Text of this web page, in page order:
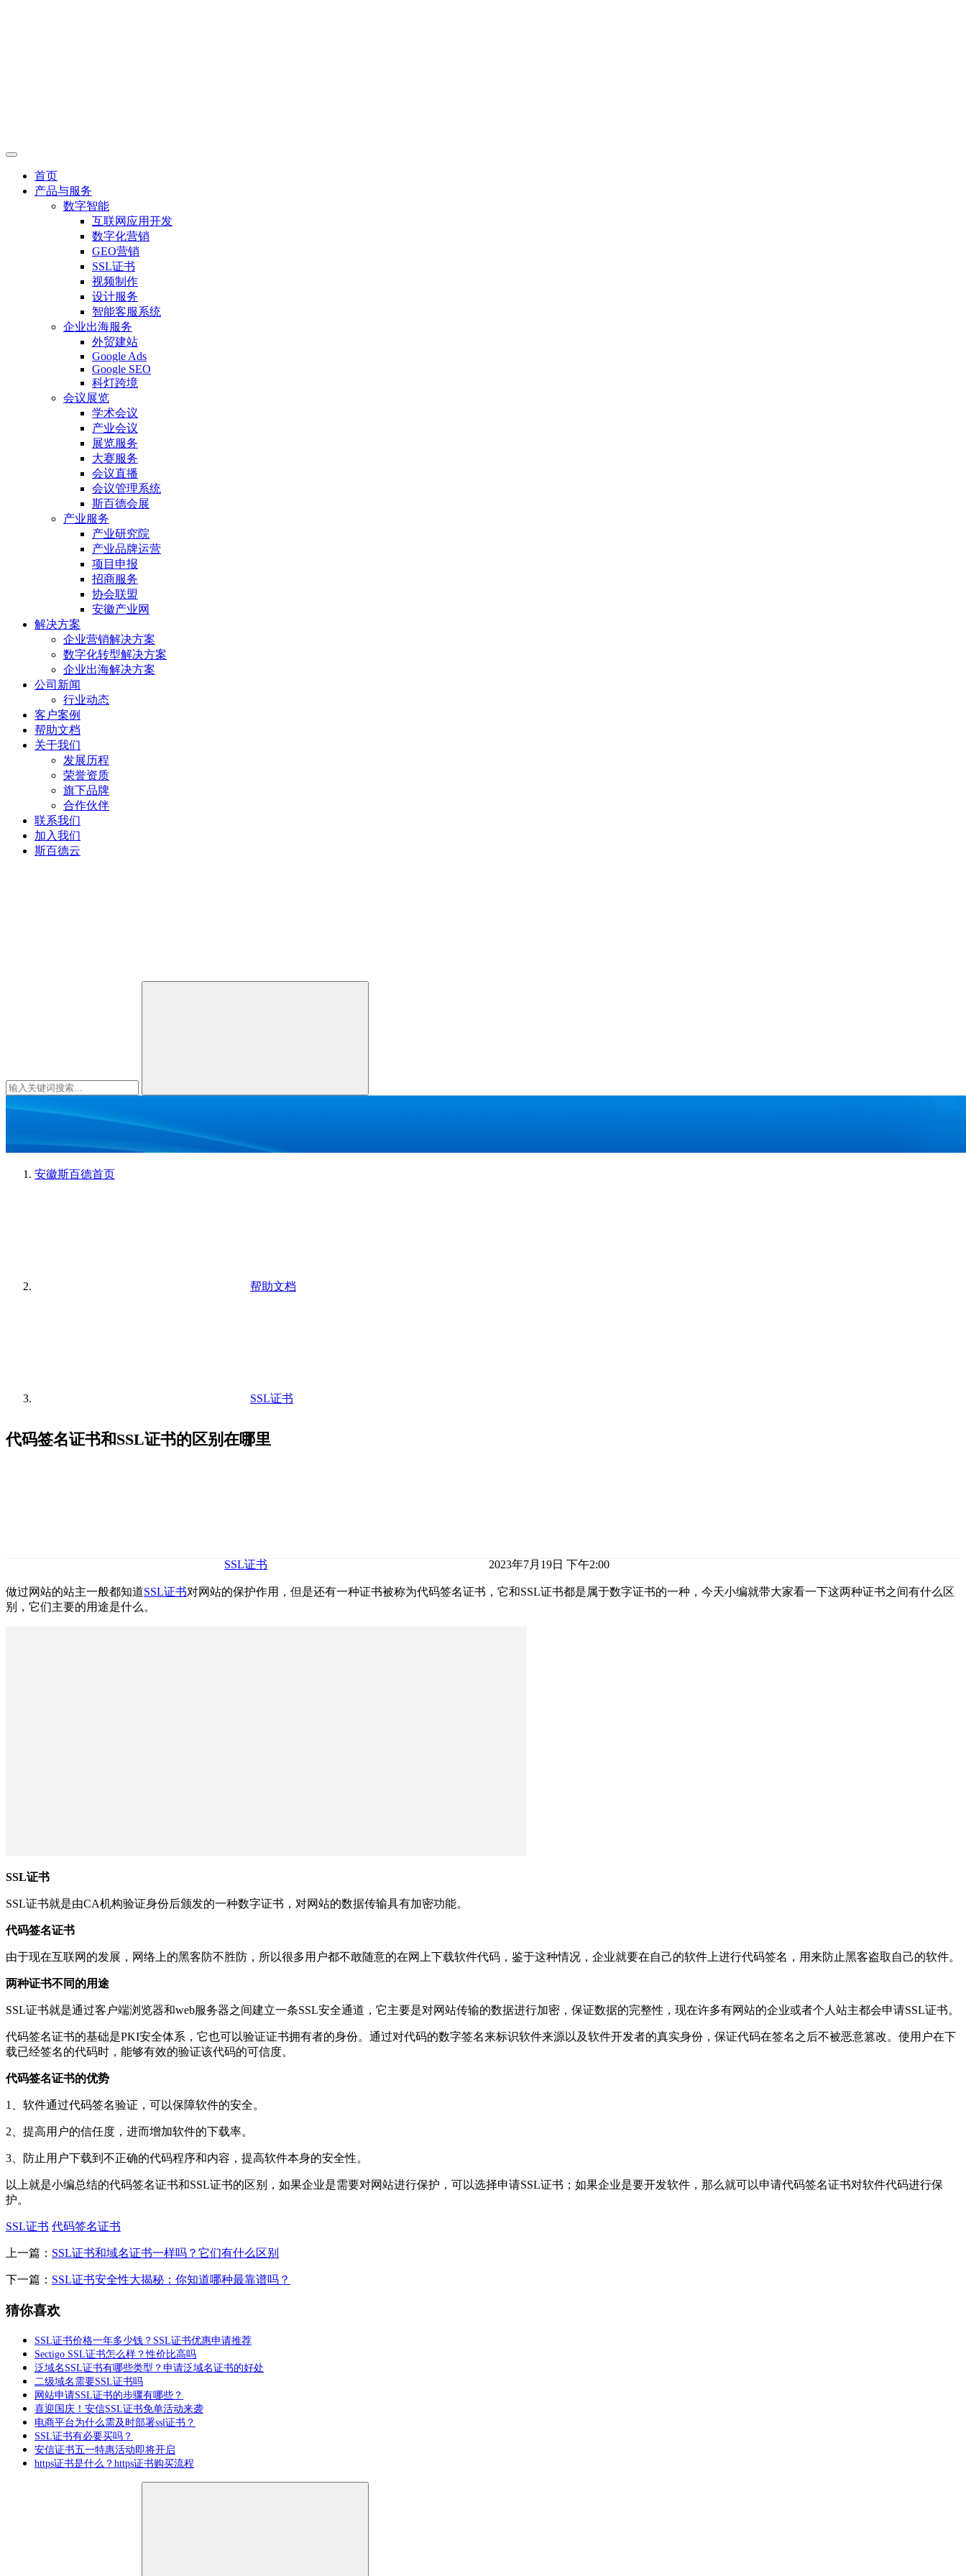
首页
产品与服务
数字智能
互联网应用开发
数字化营销
GEO营销
SSL证书
视频制作
设计服务
智能客服系统
企业出海服务
外贸建站
Google Ads
Google SEO
科灯跨境
会议展览
学术会议
产业会议
展览服务
大赛服务
会议直播
会议管理系统
斯百德会展
产业服务
产业研究院
产业品牌运营
项目申报
招商服务
协会联盟
安徽产业网
解决方案
企业营销解决方案
数字化转型解决方案
企业出海解决方案
公司新闻
行业动态
客户案例
帮助文档
关于我们
发展历程
荣誉资质
旗下品牌
合作伙伴
联系我们
加入我们
斯百德云
安徽斯百德首页
帮助文档
SSL证书
代码签名证书和SSL证书的区别在哪里
SSL证书 2023年7月19日 下午2:00
做过网站的站主一般都知道SSL证书对网站的保护作用，但是还有一种证书被称为代码签名证书，它和SSL证书都是属于数字证书的一种，今天小编就带大家看一下这两种证书之间有什么区
别，它们主要的用途是什么。
SSL证书
SSL证书就是由CA机构验证身份后颁发的一种数字证书，对网站的数据传输具有加密功能。
代码签名证书
由于现在互联网的发展，网络上的黑客防不胜防，所以很多用户都不敢随意的在网上下载软件代码，鉴于这种情况，企业就要在自己的软件上进行代码签名，用来防止黑客盗取自己的软件。
两种证书不同的用途
SSL证书就是通过客户端浏览器和web服务器之间建立一条SSL安全通道，它主要是对网站传输的数据进行加密，保证数据的完整性，现在许多有网站的企业或者个人站主都会申请SSL证书。
代码签名证书的基础是PKI安全体系，它也可以验证证书拥有者的身份。通过对代码的数字签名来标识软件来源以及软件开发者的真实身份，保证代码在签名之后不被恶意篡改。使用户在下
载已经签名的代码时，能够有效的验证该代码的可信度。
代码签名证书的优势
1、软件通过代码签名验证，可以保障软件的安全。
2、提高用户的信任度，进而增加软件的下载率。
3、防止用户下载到不正确的代码程序和内容，提高软件本身的安全性。
以上就是小编总结的代码签名证书和SSL证书的区别，如果企业是需要对网站进行保护，可以选择申请SSL证书；如果企业是要开发软件，那么就可以申请代码签名证书对软件代码进行保
护。
SSL证书 代码签名证书
上一篇： SSL证书和域名证书一样吗？它们有什么区别
下一篇： SSL证书安全性大揭秘：你知道哪种最靠谱吗？
猜你喜欢
SSL证书价格一年多少钱？SSL证书优惠申请推荐
Sectigo SSL证书怎么样？性价比高吗
泛域名SSL证书有哪些类型？申请泛域名证书的好处
二级域名需要SSL证书吗
网站申请SSL证书的步骤有哪些？
喜迎国庆！安信SSL证书免单活动来袭
电商平台为什么需及时部署ssl证书？
SSL证书有必要买吗？
安信证书五一特惠活动即将开启
https证书是什么？https证书购买流程